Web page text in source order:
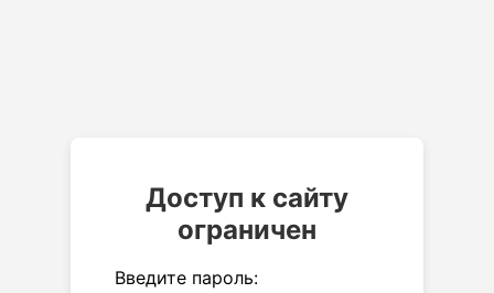
Доступ к сайту
ограничен
Введите пароль: